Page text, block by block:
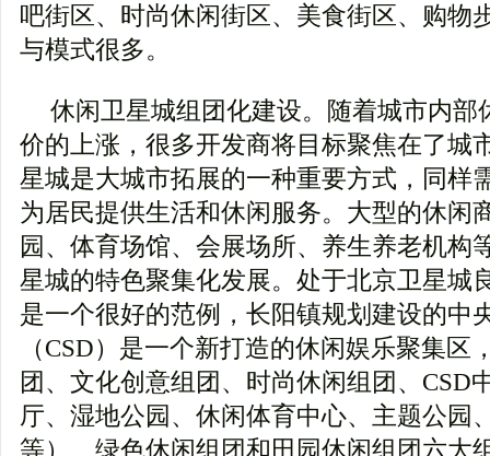
吧街区、时尚休闲街区、美食街区、购物
与模式很多。
休闲卫星城组团化建设。随着城市内部
价的上涨，很多开发商将目标聚焦在了城
星城是大城市拓展的一种重要方式，同样
为居民提供生活和休闲服务。大型的休闲
园、体育场馆、会展场所、养生养老机构
星城的特色聚集化发展。处于北京卫星城
是一个很好的范例，长阳镇规划建设的中
（CSD）是一个新打造的休闲娱乐聚集区
团、文化创意组团、时尚休闲组团、CSD
厅、湿地公园、休闲体育中心、主题公园
等）、绿色休闲组团和田园休闲组团六大